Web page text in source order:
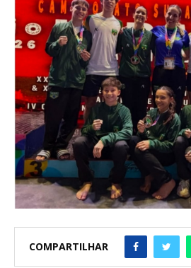
COMPARTILHAR